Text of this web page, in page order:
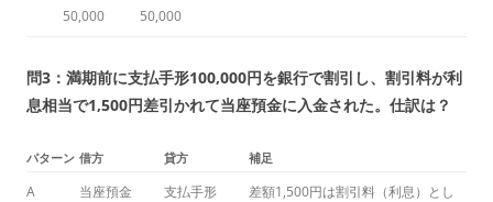
50,000
50,000
問3：満期前に支払手形100,000円を銀行で割引し、割引料が利
息相当で1,500円差引かれて当座預金に入金された。仕訳は？
パターン 借方 貸方 補足
A
当座預金
支払手形
差額1,500円は割引料（利息）とし